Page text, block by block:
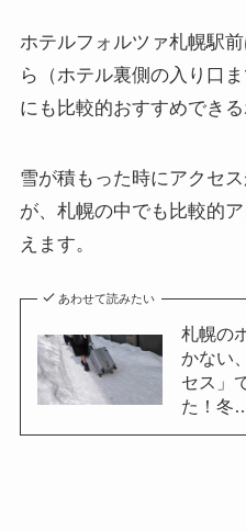
ホテルフォルツァ札幌駅
ら（ホテル裏側の入り口
にも比較的おすすめできる
雪が積もった時にアクセ
が、札幌の中でも比較的
えます。
あわせて読みたい
札幌の
かない
セス」
た！冬